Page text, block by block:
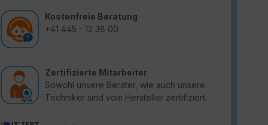
Kostenfreie Beratung
+41 445 - 12 38 00
Zertifizierte Mitarbeiter
Sowohl unsere Berater, wie auch unsere
Techniker sind vom Hersteller zertifiziert.